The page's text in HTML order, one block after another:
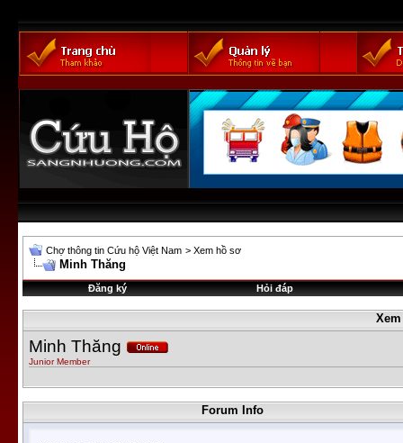
Chợ thông tin Cứu hộ Việt Nam > Xem hồ sơ
Minh Thăng
Đăng ký Hỏi đáp
Minh Thăng
Junior Member
Forum Info